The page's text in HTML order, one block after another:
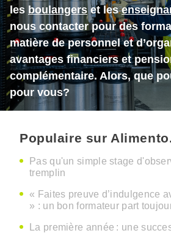
les boulangerset les
nous contacter pour des
matière de personnel et
avantages financiers et
complémentaire. Alors, que
pour vous?
Populaire sur
Pas qu'un simple stage
tremplin
« Faites preuve d’indulgence
» : un bon formateur part
La première année : une